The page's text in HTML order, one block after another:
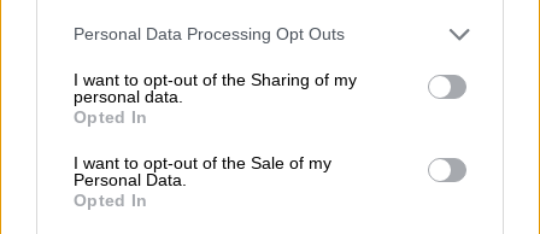
Please note that this website/app uses one or more Google
not limited to your visit or usage behaviour. You may click to
grant or deny consent to Google and its third-party tags to
use your data for below specified purposes in below Google
consent section.
Personal Data Processing Opt Outs
I want to opt-out of the Sharing of my
personal data.
Opted In
I want to opt-out of the Sale of my
Personal Data.
Opted In
Παρόμοιες έρευνες εξελίχθησαν ταυτόχρονα
σε συνολικά 11 κατοικίες, στο πλαίσιο της
εξάρθρωσης του κυκλώματος με τις 380
επιχειρήσεις – «βιτρίνα», οι οποίες είχαν
καρπωθεί ΦΠΑ και ασφαλιστικές εισφορές